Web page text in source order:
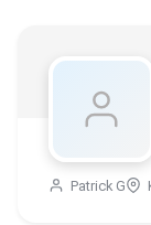
Patrick G